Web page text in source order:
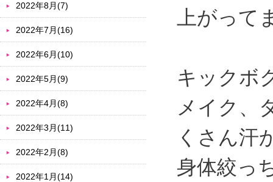
上がって
キックボ
メイク、
くさん
身体絞っ
2022年8月(7)
2022年7月(16)
2022年6月(10)
2022年5月(9)
2022年4月(8)
2022年3月(11)
2022年2月(8)
2022年1月(14)